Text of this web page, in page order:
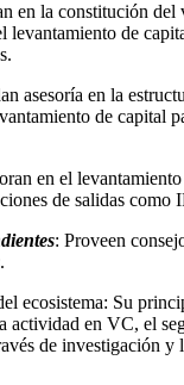
en la constitución del
levantamiento de
asesoría en la
de capital
en el
de salidas como
: Proveen
.
ecosistema: Su
actividad en VC, el
de investigación y